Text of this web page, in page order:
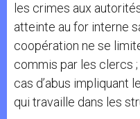
les crimes aux
atteinte au for interne
coopération ne se
commis par les clercs
cas d’abus impliquant
qui travaille dans les